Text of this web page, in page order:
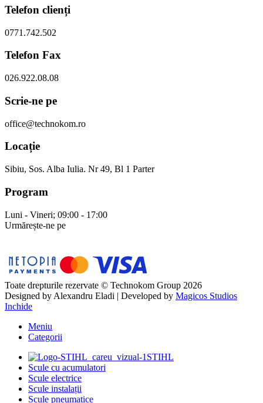
Telefon clienți
0771.742.502
Telefon Fax
026.922.08.08
Scrie-ne pe
office@technokom.ro
Locație
Sibiu, Sos. Alba Iulia. Nr 49, Bl 1 Parter
Program
Luni - Vineri; 09:00 - 17:00
Urmărește-ne pe
Toate drepturile rezervate © Technokom Group 2026
Designed by Alexandru Eladi | Developed by Magicos Studios
Inchide
Meniu
Categorii
STIHL
Scule cu acumulatori
Scule electrice
Scule instalații
Scule pneumatice